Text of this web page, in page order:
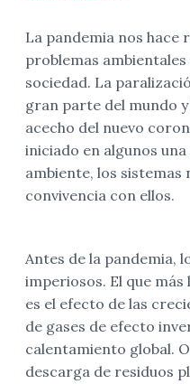
La pandemia nos hace
problemas
sociedad. La
gran parte del mundo
acecho del nuevo
iniciado en algunos
ambiente, los sistemas
convivencia con ellos.
Antes de la pandemia,
imperiosos. El que
es el efecto de las
de gases de efecto
calentamiento global.
descarga de residuos